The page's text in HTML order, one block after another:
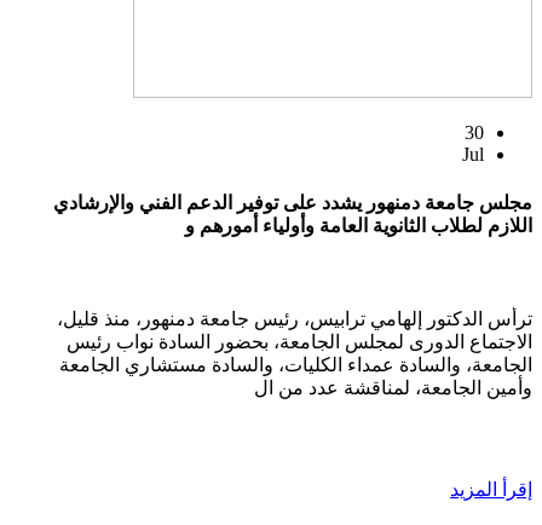
30
Jul
مجلس جامعة دمنهور يشدد على توفير الدعم الفني والإرشادي
اللازم لطلاب الثانوية العامة وأولياء أمورهم و
ترأس الدكتور إلهامي ترابيس، رئيس جامعة دمنهور، منذ قليل،
الاجتماع الدورى لمجلس الجامعة، بحضور السادة نواب رئيس
الجامعة، والسادة عمداء الكليات، والسادة مستشاري الجامعة
وأمين الجامعة، لمناقشة عدد من ال
إقرأ المزيد